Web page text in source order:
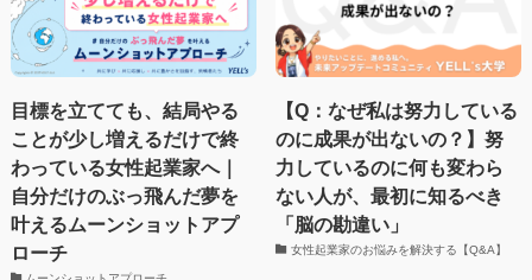
目標を立てても、結局やる
ことが少し増えるだけで終
わっている女性起業家へ｜
自分だけのぶっ飛んだ夢を
叶えるムーンショットアプ
ローチ
【Q：なぜ私は努力している
のに成果が出ないの？】努
力しているのに何も変わら
ない人が、最初に知るべき
「脳の勘違い」
女性起業家のお悩みを解決する【Q&A】